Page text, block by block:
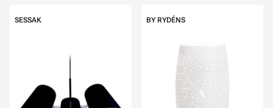
SESSAK BY RYDÉNS